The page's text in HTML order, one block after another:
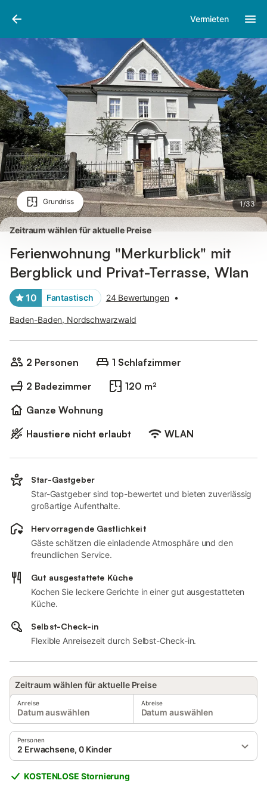
Vermieten
Grundriss 1/33
Bilder
Zeitraum wählen für aktuelle Preise
Ferienwohnung "Merkurblick" mit
Bergblick und Privat-Terrasse, Wlan
10 Fantastisch 24 Bewertungen •
Baden-Baden, Nordschwarzwald
2 Personen
1 Schlafzimmer
2 Badezimmer
120 m²
Ganze Wohnung
Haustiere nicht erlaubt
WLAN
Star-Gastgeber
Star-Gastgeber sind top-bewertet und bieten zuverlässig
großartige Aufenthalte.
Hervorragende Gastlichkeit
Gäste schätzen die einladende Atmosphäre und den
freundlichen Service.
Gut ausgestattete Küche
Kochen Sie leckere Gerichte in einer gut ausgestatteten
Küche.
Selbst-Check-in
Flexible Anreisezeit durch Selbst-Check-in.
Zeitraum wählen für aktuelle Preise
Anreise
Datum auswählen
Abreise
Datum auswählen
Personen
2 Erwachsene, 0 Kinder
KOSTENLOSE Stornierung